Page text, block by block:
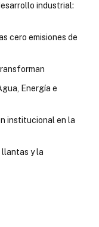
industrial:
cero emisiones de
Energía e
institucional en la
llantas y la